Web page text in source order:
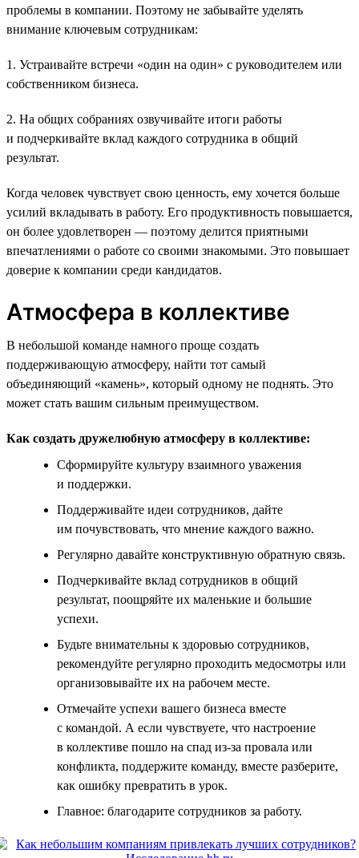
проблемы в компании. Поэтому не забывайте уделять
внимание ключевым сотрудникам:
1. Устраивайте встречи «один на один» с руководителем или
собственником бизнеса.
2. На общих собраниях озвучивайте итоги работы
и подчеркивайте вклад каждого сотрудника в общий
результат.
Когда человек чувствует свою ценность, ему хочется больше
усилий вкладывать в работу. Его продуктивность повышается,
он более удовлетворен — поэтому делится приятными
впечатлениями о работе со своими знакомыми. Это повышает
доверие к компании среди кандидатов.
Атмосфера в коллективе
В небольшой команде намного проще создать
поддерживающую атмосферу, найти тот самый
объединяющий «камень», который одному не поднять. Это
может стать вашим сильным преимуществом.
Как создать дружелюбную атмосферу в коллективе:
Сформируйте культуру взаимного уважения
и поддержки.
Поддерживайте идеи сотрудников, дайте
им почувствовать, что мнение каждого важно.
Регулярно давайте конструктивную обратную связь.
Подчеркивайте вклад сотрудников в общий
результат, поощряйте их маленькие и большие
успехи.
Будьте внимательны к здоровью сотрудников,
рекомендуйте регулярно проходить медосмотры или
организовывайте их на рабочем месте.
Отмечайте успехи вашего бизнеса вместе
с командой. А если чувствуете, что настроение
в коллективе пошло на спад из-за провала или
конфликта, поддержите команду, вместе разберите,
как ошибку превратить в урок.
Главное: благодарите сотрудников за работу.